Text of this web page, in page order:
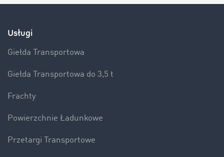
Usługi
Giełda Transportowa
Giełda Transportowa do 3,5 t
Frachty
Powierzchnie Ładunkowe
Przetargi Transportowe